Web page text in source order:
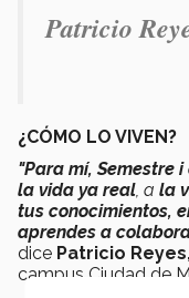
Patricio
¿CÓMO LO VIVEN?
"Para mí, Semestre
la vida ya real, a la
tus conocimientos,
aprendes a
dice Patricio
campus Ciudad de